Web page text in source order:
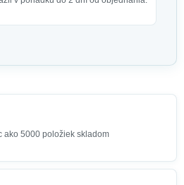
ako 5000 položiek skladom